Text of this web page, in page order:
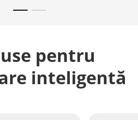
pentru
inteligentă